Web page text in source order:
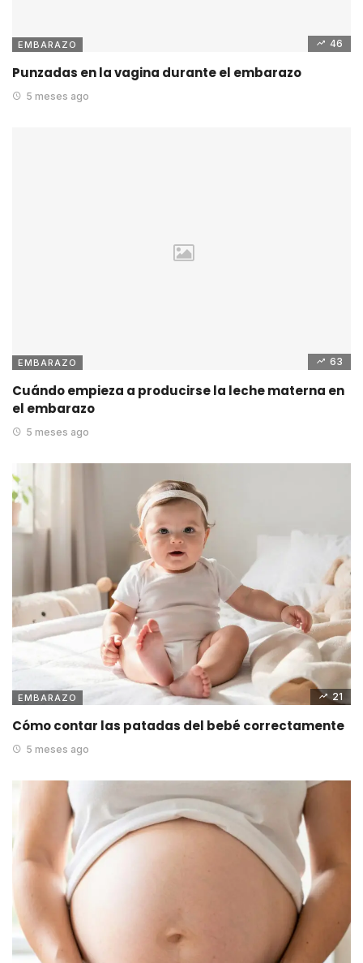
EMBARAZO 46
Punzadas en la vagina durante el embarazo
5 meses ago
EMBARAZO 63
Cuándo empieza a producirse la leche materna en
el embarazo
5 meses ago
EMBARAZO 21
Cómo contar las patadas del bebé correctamente
5 meses ago